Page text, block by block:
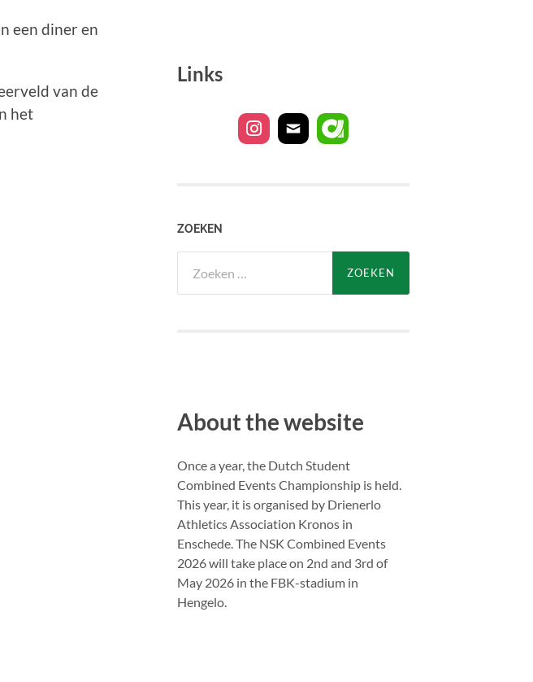
een diner en
van de
het
Links
ZOEKEN
naar:
About the website
Once a year, the Dutch Student
Combined Events Championship is held.
This year, it is organised by Drienerlo
Athletics Association Kronos in
Enschede. The NSK Combined Events
2026 will take place on 2nd and 3rd of
May 2026 in the FBK-stadium in
Hengelo.